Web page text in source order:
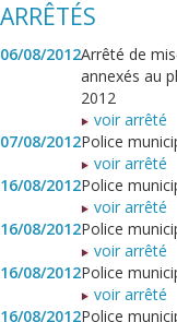
ARRÊTÉS
06/08/2012Arrêté de
annexés au
2012
voir arrêté
07/08/2012Police
voir arrêté
16/08/2012Police
voir arrêté
16/08/2012Police
voir arrêté
16/08/2012Police
voir arrêté
16/08/2012Police